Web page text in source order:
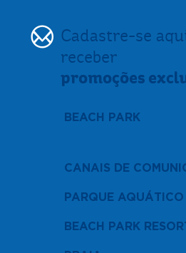
Cadastre-se
receber
promoções
BEACH PARK
CANAIS DE
PARQUE AQUÁTICO
BEACH PARK